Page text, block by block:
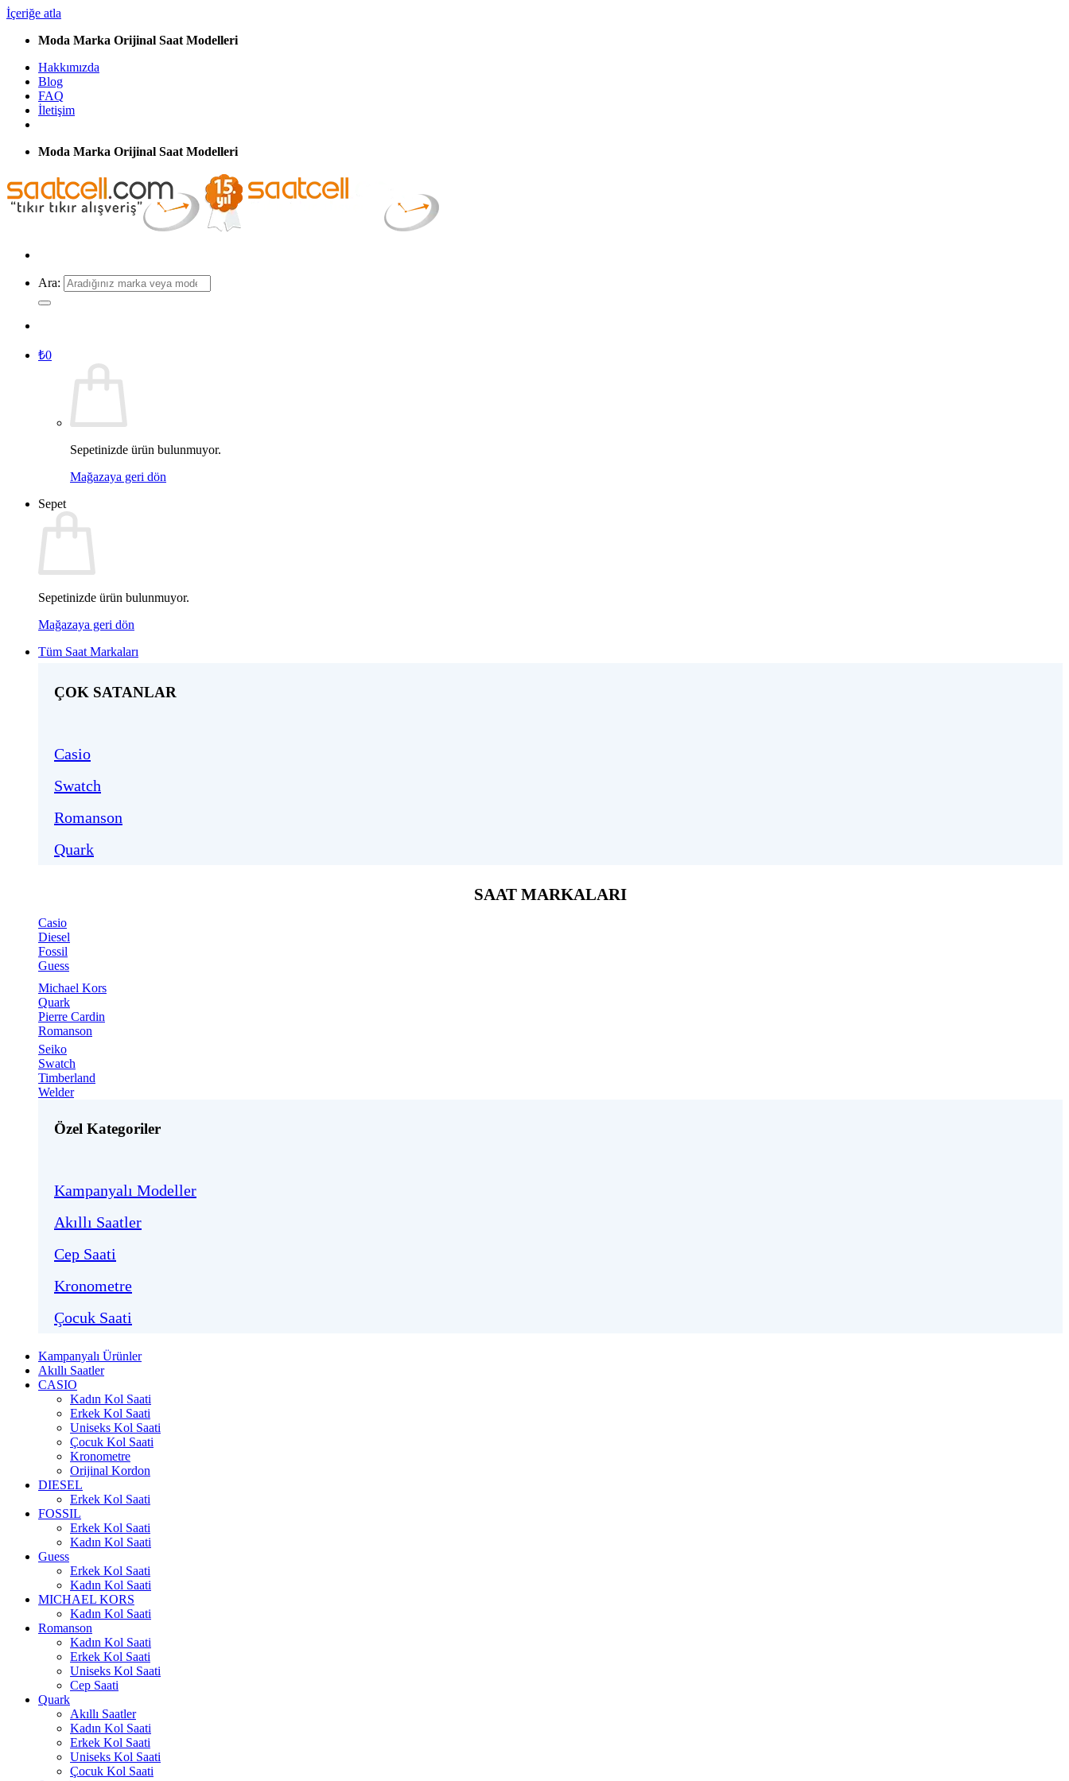
İçeriğe atla
Moda Marka Orijinal Saat Modelleri
Hakkımızda
Blog
FAQ
İletişim
Moda Marka Orijinal Saat Modelleri
Ara:
₺0
Sepetinizde ürün bulunmuyor.
Mağazaya geri dön
Sepet
Sepetinizde ürün bulunmuyor.
Mağazaya geri dön
Tüm Saat Markaları
ÇOK SATANLAR
Casio
Swatch
Romanson
Quark
SAAT MARKALARI
Casio
Diesel
Fossil
Guess
Michael Kors
Quark
Pierre Cardin
Romanson
Seiko
Swatch
Timberland
Welder
Özel Kategoriler
Kampanyalı Modeller
Akıllı Saatler
Cep Saati
Kronometre
Çocuk Saati
Kampanyalı Ürünler
Akıllı Saatler
CASIO
Kadın Kol Saati
Erkek Kol Saati
Uniseks Kol Saati
Çocuk Kol Saati
Kronometre
Orijinal Kordon
DIESEL
Erkek Kol Saati
FOSSIL
Erkek Kol Saati
Kadın Kol Saati
Guess
Erkek Kol Saati
Kadın Kol Saati
MICHAEL KORS
Kadın Kol Saati
Romanson
Kadın Kol Saati
Erkek Kol Saati
Uniseks Kol Saati
Cep Saati
Quark
Akıllı Saatler
Kadın Kol Saati
Erkek Kol Saati
Uniseks Kol Saati
Çocuk Kol Saati